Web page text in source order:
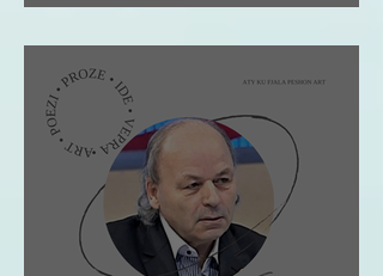
dhe Kosova